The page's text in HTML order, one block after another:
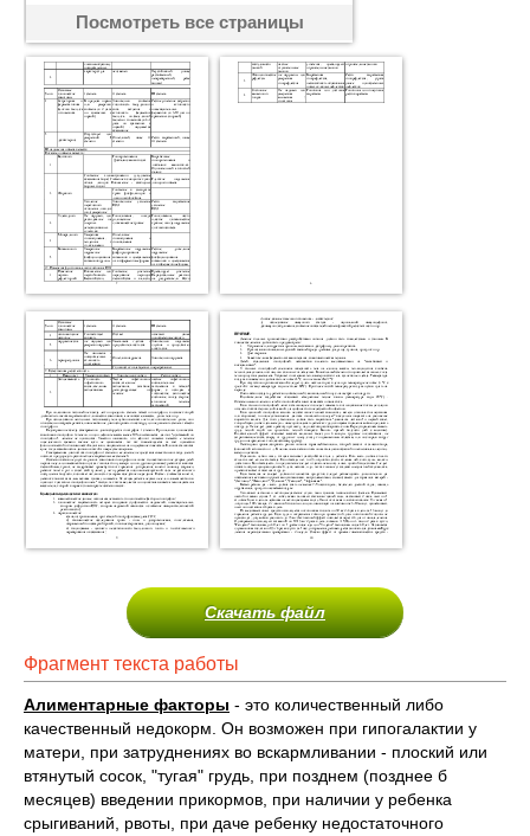
Посмотреть все страницы
Скачать файл
Фрагмент текста работы
Алиментарные факторы - это количественный либо
качественный недокорм. Он возможен при гипогалактии у
матери, при затруднениях во вскармливании - плоский или
втянутый сосок, "тугая" грудь, при позднем (позднее б
месяцев) введении прикормов, при наличии у ребенка
срыгиваний, рвоты, при даче ребенку недостаточного